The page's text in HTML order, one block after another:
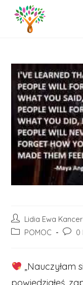
Post
author:
Lidia Ewa
PostPOMOC
Post0
„Nauczyłam